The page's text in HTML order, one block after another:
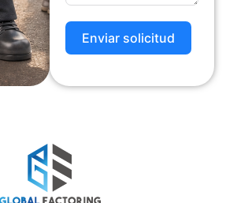
Enviar solicitud